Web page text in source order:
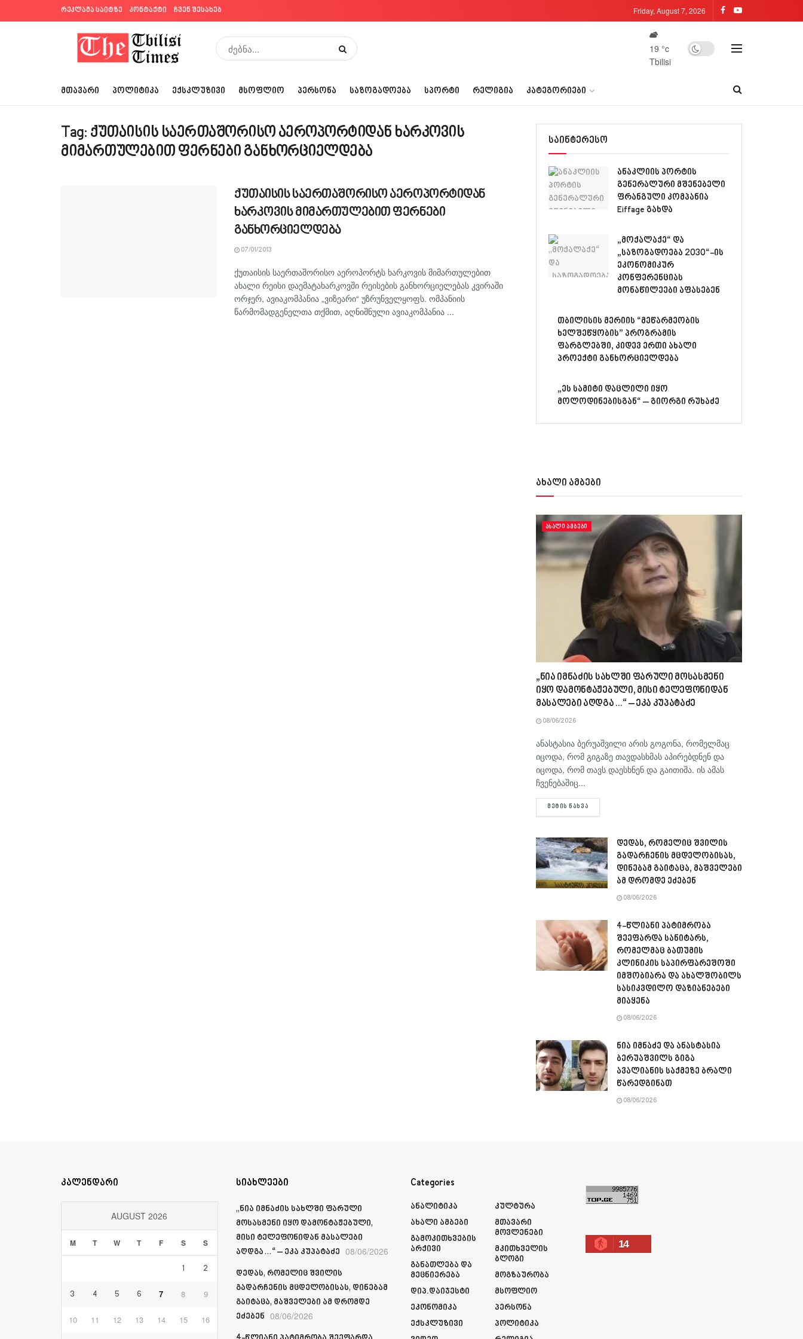
რეკლამა საიტზე კონტაქტი ჩვენ შესახებ Friday, August 7, 2026
19 °c
Tbilisi
ᲛᲗᲐᲕᲐᲠᲘ ᲞᲝᲚᲘᲢᲘᲙᲐ ᲔᲥᲡᲙᲚᲣᲖᲘᲕᲘ ᲛᲡᲝᲤᲚᲘᲝ ᲞᲔᲠᲡᲝᲜᲐ ᲡᲐᲖᲝᲒᲐᲓᲝᲔᲑᲐ ᲡᲞᲝᲠᲢᲘ ᲠᲔᲚᲘᲒᲘᲐ ᲙᲐᲢᲔᲒᲝᲠᲘᲔᲑᲘ
Tag: ქუთაისის საერთაშორისო აეროპორტიდან ხარკოვის
მიმართულებით ფერნები განხორციელდება
ქუთაისის საერთაშორისო აეროპორტიდან
ხარკოვის მიმართულებით ფერნები
განხორციელდება
07/01/2013
ქუთაისის საერთაშორისო აეროპორტს ხარკოვის მიმართულებით
ახალი რეისი დაემატახარკოვში რეისების განხორციელებას კვირაში
ორჯერ, ავიაკომპანია „ვიზეარი“ უზრუნველყოფს. ომპანიის
წარმომადგენელთა თქმით, აღნიშნული ავიაკომპანია ...
საინტერესო
ანაკლიის პორტის
გენერალური მშენებელი
ფრანგული კომპანია
Eiffage გახდა
„მოქალაქე“ და
„საზოგადოება 2030“-ის
ეკონომიკურ
კონფერენციას
მონაწილეები აფასებენ
თბილისის მერიის “მეწარმეობის
ხელშეწყობის” პროგრამის
ფარგლებში, კიდევ ერთი ახალი
პროექტი განხორციელდება
„ეს სამიტი დაცლილი იყო
მოლოდინებისგან“ – გიორგი რუხაძე
ახალი ამბები
ᲐᲮᲐᲚᲘ ᲐᲛᲑᲔᲑᲘ
„ნია იმნაძის სახლში ფარული მოსასმენი
იყო დამონტაჟებული, მისი ტელეფონიდან
მასალები აღდგა…“ – ეკა კუპატაძე
08/06/2026
ანასტასია ბერუაშვილი არის გოგონა, რომელმაც
იცოდა, რომ გიგაზე თავდასხმას აპირებდნენ და
იცოდა, რომ თავს დაესხნენ და გაითიშა. ის ამას
ჩვენებაშიც...
ᲛᲔᲢᲘᲡ ᲜᲐᲮᲕᲐ
დედას, რომელიც შვილის
გადარჩენის მცდელობისას,
დინებამ გაიტაცა, მაშველები
ამ დრომდე ეძებენ
08/06/2026
4-წლიანი პატიმრობა
შეეფარდა სანიტარს,
რომელმაც ბათუმის
კლინიკის საპირფარეშოში
იმშობიარა და ახალშობილს
სასიკვდილო დაზიანებები
მიაყენა
08/06/2026
ნია იმნაძე და ანასტასია
ბერუაშვილს გიგა
ავალიანის საქმეზე ბრალი
წარედგინათ
08/06/2026
კალენდარი
AUGUST 2026
M T W T F S S
1 2
3 4 5 6 7 8 9
10 11 12 13 14 15 16
სიახლეები
„ნია იმნაძის სახლში ფარული
მოსასმენი იყო დამონტაჟებული,
მისი ტელეფონიდან მასალები
აღდგა…“ – ეკა კუპატაძე 08/06/2026
დედას, რომელიც შვილის
გადარჩენის მცდელობისას, დინებამ
გაიტაცა, მაშველები ამ დრომდე
ეძებენ 08/06/2026
Categories
Ანალიტიკა
Ახალი Ამბები
Გამოკითხვების
Არქივი
Განათლება Და
Მეცნიერება
Დიპ.დაიჯესტი
Ეკონომიკა
Ექსკლუზივი
Კულტურა
Მთავარი
Მოვლენები
Მკითხველის
Ბლოგი
Მოგზაურობა
Მსოფლიო
Პერსონა
Პოლიტიკა
14